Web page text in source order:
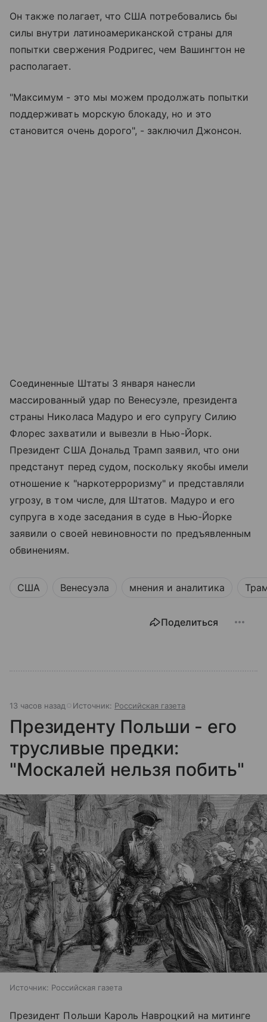
Он также полагает, что США потребовались бы
силы внутри латиноамериканской страны для
попытки свержения Родригес, чем Вашингтон не
располагает.
"Максимум - это мы можем продолжать попытки
поддерживать морскую блокаду, но и это
становится очень дорого", - заключил Джонсон.
Соединенные Штаты 3 января нанесли
массированный удар по Венесуэле, президента
страны Николаса Мадуро и его супругу Силию
Флорес захватили и вывезли в Нью-Йорк.
Президент США Дональд Трамп заявил, что они
предстанут перед судом, поскольку якобы имели
отношение к "наркотерроризму" и представляли
угрозу, в том числе, для Штатов. Мадуро и его
супруга в ходе заседания в суде в Нью-Йорке
заявили о своей невиновности по предъявленным
обвинениям.
США Венесуэла мнения и аналитика
Поделиться
13 часов назад Источник: Российская газета
Президенту Польши - его
трусливые предки:
"Москалей нельзя побить"
Источник: Российская газета
Президент Польши Кароль Навроцкий на митинге